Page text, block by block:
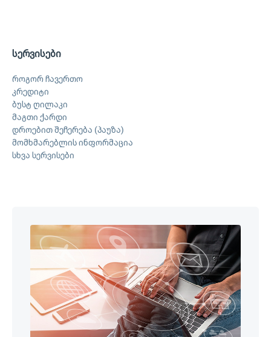
სერვისები
როგორ ჩავერთო
კრედიტი
ბუსტ ღილაკი
მაგთი ქარდი
დროებით შეჩერება (პაუზა)
მომხმარებლის ინფორმაცია
სხვა სერვისები